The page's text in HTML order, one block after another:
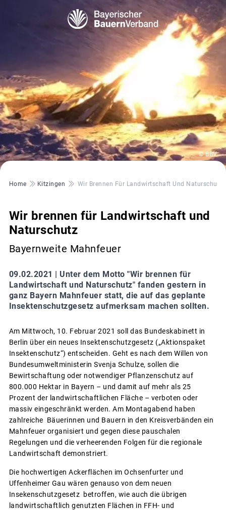
© BBV
Pfadnavigation
Home Kitzingen Wir Brennen Für Landwirtschaft Und Naturschutz
Wir brennen für Landwirtschaft und
Naturschutz
Bayernweite Mahnfeuer
09.02.2021 | Unter dem Motto "Wir brennen für
Landwirtschaft und Naturschutz" fanden gestern in
ganz Bayern Mahnfeuer statt, die auf das geplante
Insektenschutzgesetz aufmerksam machen sollten.
Am Mittwoch, 10. Februar 2021 soll das Bundeskabinett in
Berlin über ein neues Insektenschutzgesetz („Aktionspaket
Insektenschutz“) entscheiden. Geht es nach dem Willen von
Bundesumweltministerin Svenja Schulze, sollen die
Bewirtschaftung oder notwendiger Pflanzenschutz auf
800.000 Hektar in Bayern – und damit auf mehr als 25
Prozent der landwirtschaftlichen Fläche – verboten oder
massiv eingeschränkt werden. Am Montagabend haben
zahlreiche Bäuerinnen und Bauern in den Kreisverbänden ein
Mahnfeuer organisiert und gegen diese pauschalen
Regelungen und die verheerenden Folgen für die regionale
Landwirtschaft demonstriert.
Die hochwertigen Ackerflächen im Ochsenfurter und
Uffenheimer Gau wären genauso von dem neuen
Insekenschutzgesetz betroffen, wie auch die übrigen
landwirtschaftlich genutzten Flächen in FFH- und